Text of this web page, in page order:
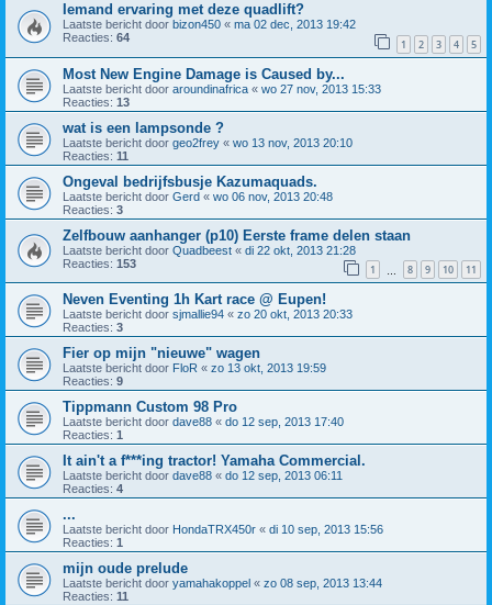
Iemand ervaring met deze quadlift?
Laatste bericht door bizon450 « ma 02 dec, 2013 19:42
Reacties: 64 1 2 3 4 5
Most New Engine Damage is Caused by...
Laatste bericht door aroundinafrica « wo 27 nov, 2013 15:33
Reacties: 13
wat is een lampsonde ?
Laatste bericht door geo2frey « wo 13 nov, 2013 20:10
Reacties: 11
Ongeval bedrijfsbusje Kazumaquads.
Laatste bericht door Gerd « wo 06 nov, 2013 20:48
Reacties: 3
Zelfbouw aanhanger (p10) Eerste frame delen staan
Laatste bericht door Quadbeest « di 22 okt, 2013 21:28
Reacties: 153 1 8 9 10 11
Neven Eventing 1h Kart race @ Eupen!
Laatste bericht door sjmallie94 « zo 20 okt, 2013 20:33
Reacties: 3
Fier op mijn "nieuwe" wagen
Laatste bericht door FloR « zo 13 okt, 2013 19:59
Reacties: 9
Tippmann Custom 98 Pro
Laatste bericht door dave88 « do 12 sep, 2013 17:40
Reacties: 1
It ain't a f***ing tractor! Yamaha Commercial.
Laatste bericht door dave88 « do 12 sep, 2013 06:11
Reacties: 4
...
Laatste bericht door HondaTRX450r « di 10 sep, 2013 15:56
Reacties: 1
mijn oude prelude
Laatste bericht door yamahakoppel « zo 08 sep, 2013 13:44
Reacties: 11